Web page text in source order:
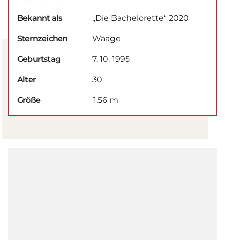
Bekannt als „Die Bachelorette“ 2020
Sternzeichen Waage
Geburtstag 7. 10. 1995
Alter 30
Größe 1,56 m